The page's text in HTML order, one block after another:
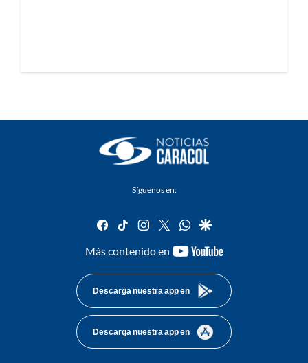
Síguenos en:
facebook
tiktok instagram
twitterwhatsapp
google
Más contenido en
youtube-
Descarga nuestra app en
Descarga nuestra app en